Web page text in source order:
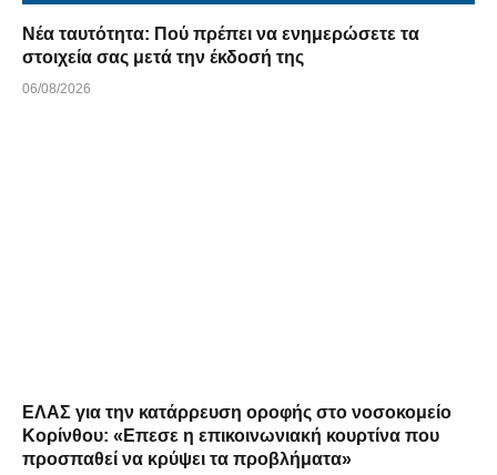
Νέα ταυτότητα: Πού πρέπει να ενημερώσετε τα
στοιχεία σας μετά την έκδοσή της
06/08/2026
ΕΛΑΣ για την κατάρρευση οροφής στο νοσοκομείο
Κορίνθου: «Επεσε η επικοινωνιακή κουρτίνα που
προσπαθεί να κρύψει τα προβλήματα»